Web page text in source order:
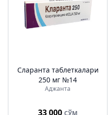
Cларанта таблеткалари
250 мг №14
Аджанта
33 000 СЎМ